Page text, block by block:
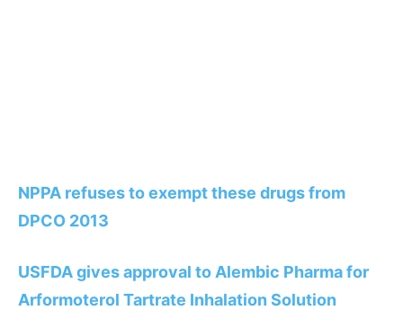
NPPA refuses to exempt these drugs from
DPCO 2013
USFDA gives approval to Alembic Pharma for
Arformoterol Tartrate Inhalation Solution